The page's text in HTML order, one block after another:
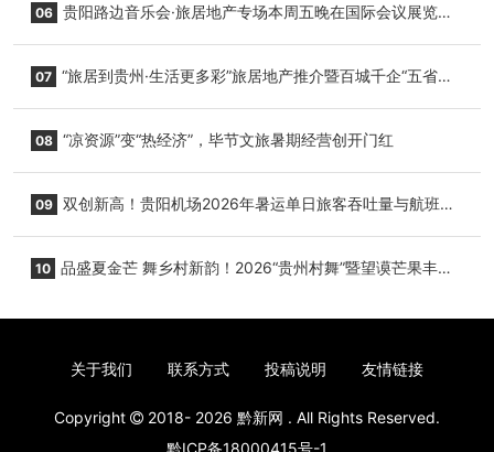
06 贵阳路边音乐会·旅居地产专场本周五晚在国际会议展览中
07 “旅居到贵州·生活更多彩”旅居地产推介暨百城千企“五省
08 “凉资源”变“热经济”，毕节文旅暑期经营创开门红
09 双创新高！贵阳机场2026年暑运单日旅客吞吐量与航班起
10 品盛夏金芒 舞乡村新韵！2026“贵州村舞”暨望谟芒果丰收
关于我们 联系方式 投稿说明 友情链接
Copyright 2018- 2026 黔新网 . All Rights Reserved.
黔ICP备18000415号-1